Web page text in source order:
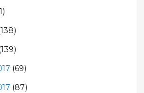
(69)
(87)